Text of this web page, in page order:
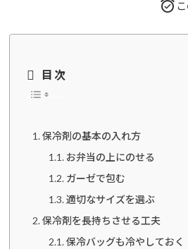
目次
保冷剤の基本の入れ方
お弁当の上にのせる
ガーゼで包む
適切なサイズを選ぶ
保冷剤を長持ちさせる工夫
保冷バッグも冷やしておく